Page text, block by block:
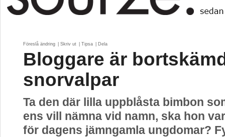
Föreslå ändring Skriv ut Tipsa Dela
Bloggare är
snorvalpar
Ta den där lilla uppblåsta bimbon
ens vill nämna vid namn, ska hon
för dagens jämngamla ungdomar?